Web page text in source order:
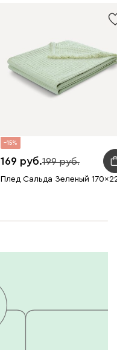
15
169 199
Плед Сальда Зеленый